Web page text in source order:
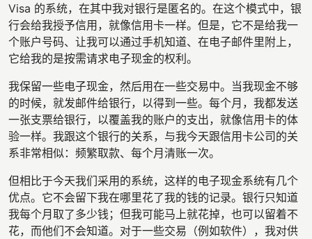
Visa 的系统，在其中我对银行是匿名的。在这个模式中，银
行会给我授予信用，就像信用卡一样。但是，它不是给我一
个账户号码、让我可以通过手机知道、在电子邮件里附上，
它给我的是按需请求电子现金的权利。
我保留一些电子现金，然后用在一些交易中。当我现金不够
的时候，就发邮件给银行，以得到一些。每个月，我都发送
一张支票给银行，以覆盖我的账户的支出，就像信用卡的体
验一样。我跟这个银行的关系，与我今天跟信用卡公司的关
系非常相似：频繁取款、每个月清账一次。
但相比于今天我们采用的系统，这样的电子现金系统有几个
优点。它不会留下我在哪里花了我的钱的记录。银行只知道
我每个月取了多少钱；但我可能马上就花掉，也可以留着不
花，而他们不会知道。对于一些交易（例如软件），我对供